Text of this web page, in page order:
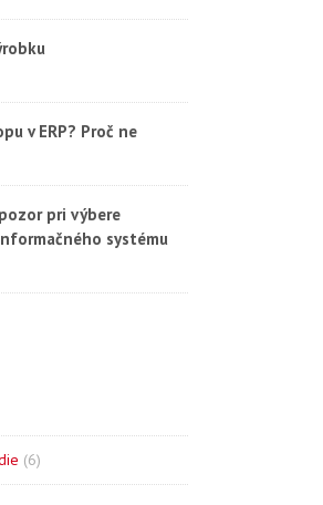
v ERP? Proč ne
pri výbere
systému
(6)